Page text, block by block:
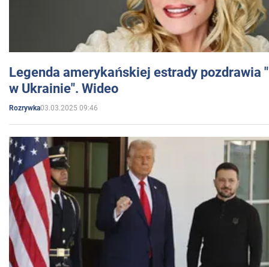
Legenda amerykańskiej estrady pozdrawia
w Ukrainie". Wideo
Rozrywka03.03.2025 09:46